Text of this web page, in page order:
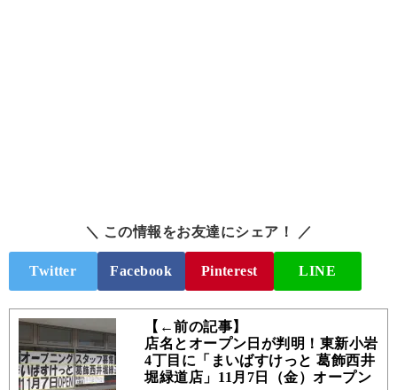
＼ この情報をお友達にシェア！ ／
Twitter Facebook Pinterest LINE
【←前の記事】
店名とオープン日が判明！東新小岩
4丁目に「まいばすけっと 葛飾西井
堀緑道店」11月7日（金）オープン